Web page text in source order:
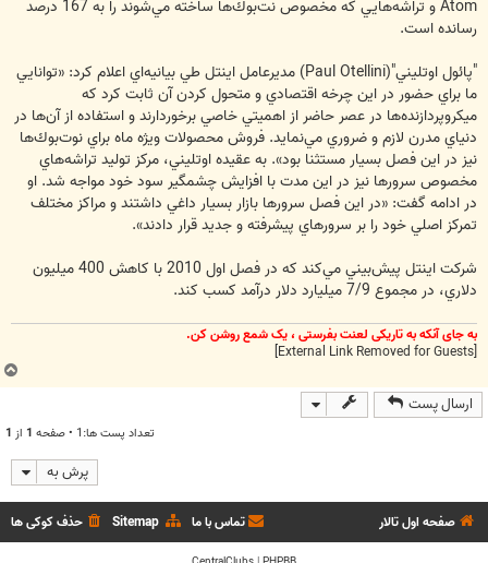
Atom و تراشه‌هايي كه مخصوص نت‌بوك‌ها ساخته مي‌شوند را به 167 درصد
رسانده است.
"پائول اوتليني"(Paul Otellini) مديرعامل اينتل طي بيانيه‌اي اعلام كرد: «توانايي
ما براي حضور در اين چرخه اقتصادي و متحول كردن آن ثابت كرد كه
ميكروپردازنده‌ها در عصر حاضر از اهميتي خاصي برخوردارند و استفاده از آن‌ها در
دنياي مدرن لازم و ضروري مي‌نمايد. فروش محصولات ويژه ماه براي نوت‌بوك‌ها
نيز در اين فصل بسيار مستثنا بود». به عقيده اوتليني، مركز توليد تراشه‌هاي
مخصوص سرورها نيز در اين مدت با افزايش چشمگير سود خود مواجه شد. او
در ادامه گفت: «در اين فصل سرورها بازار بسيار داغي داشتند و مراكز مختلف
تمركز اصلي خود را بر سرورهاي پيشرفته و جديد قرار دادند».
شركت اينتل پيش‌بيني مي‌كند كه در فصل اول 2010 با كاهش 400 ميليون
دلاري، در مجموع 7/9 ميليارد دلار درآمد كسب كند.
به جای آنکه به تاریکی لعنت بفرستی ، یک شمع روشن کن.
[External Link Removed for Guests]
ارسال پست
تعداد پست ها:1 • صفحه 1 از 1
پرش به
صفحه اول تالار حذف کوکی ها Sitemap تماس با ما